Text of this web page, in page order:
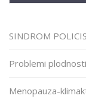
SINDROM
Problemi
Menopauza-